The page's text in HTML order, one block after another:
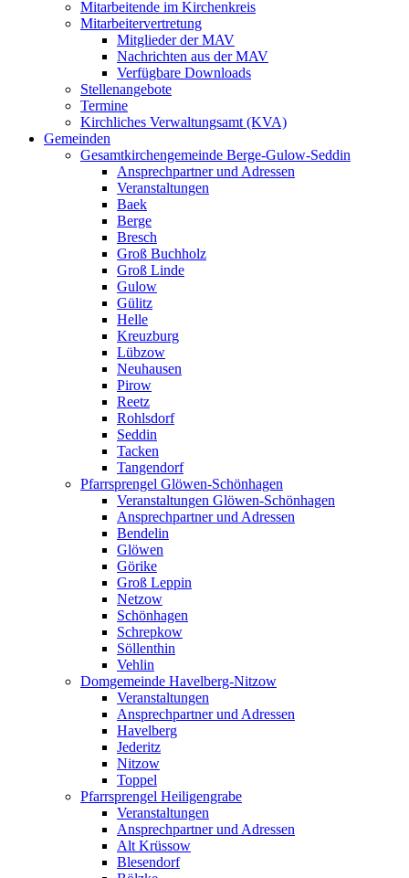
Mitarbeitende im Kirchenkreis
Mitarbeitervertretung
Mitglieder der MAV
Nachrichten aus der MAV
Verfügbare Downloads
Stellenangebote
Termine
Kirchliches Verwaltungsamt (KVA)
Gemeinden
Gesamtkirchengemeinde Berge-Gulow-Seddin
Ansprechpartner und Adressen
Veranstaltungen
Baek
Berge
Bresch
Groß Buchholz
Groß Linde
Gulow
Gülitz
Helle
Kreuzburg
Lübzow
Neuhausen
Pirow
Reetz
Rohlsdorf
Seddin
Tacken
Tangendorf
Pfarrsprengel Glöwen-Schönhagen
Veranstaltungen Glöwen-Schönhagen
Ansprechpartner und Adressen
Bendelin
Glöwen
Görike
Groß Leppin
Netzow
Schönhagen
Schrepkow
Söllenthin
Vehlin
Domgemeinde Havelberg-Nitzow
Veranstaltungen
Ansprechpartner und Adressen
Havelberg
Jederitz
Nitzow
Toppel
Pfarrsprengel Heiligengrabe
Veranstaltungen
Ansprechpartner und Adressen
Alt Krüssow
Blesendorf